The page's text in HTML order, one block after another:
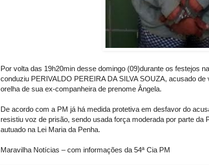
Por volta das 19h20min desse domingo (09)durante os festejos
conduziu PERIVALDO PEREIRA DA SILVA SOUZA, acusado
orelha de sua ex-companheira de prenome Ângela.
De acordo com a PM já há medida protetiva em desfavor do
resistiu voz de prisão, sendo usada força moderada por parte
autuado na Lei Maria da Penha.
Maravilha Notícias – com informações da 54ª Cia PM